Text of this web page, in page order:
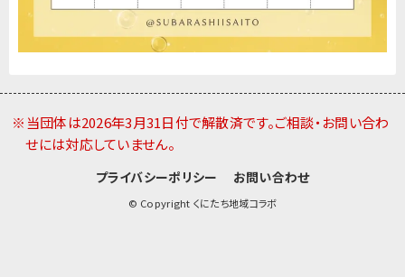
※当団体は2026年3月31日付で解散済です。ご相談・お問い合わ
せには対応していません。
プライバシーポリシー お問い合わせ
© Copyright くにたち地域コラボ